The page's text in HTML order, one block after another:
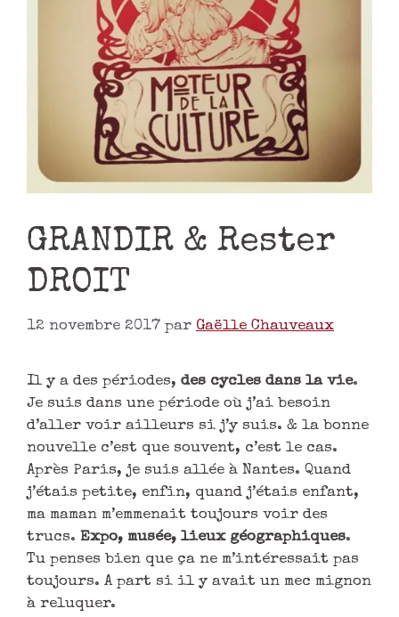
GRANDIR & Rester
DROIT
12 novembre 2017 par Gaëlle Chauveaux
Il y a des périodes, des cycles dans la vie.
Je suis dans une période où j’ai besoin
d’aller voir ailleurs si j’y suis. & la bonne
nouvelle c’est que souvent, c’est le cas.
Après Paris, je suis allée à Nantes. Quand
j’étais petite, enfin, quand j’étais enfant,
ma maman m’emmenait toujours voir des
trucs. Expo, musée, lieux géographiques.
Tu penses bien que ça ne m’intéressait pas
toujours. A part si il y avait un mec mignon
à reluquer.